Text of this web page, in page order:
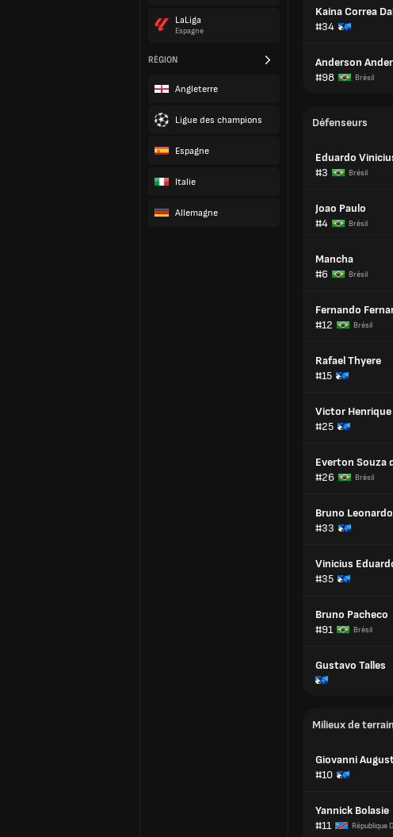
LaLiga
Espagne
RÉGION
Angleterre
Ligue des champions
Espagne
Italie
Allemagne
Kaina Correa
#34
Anderson
#98
Brésil
Défenseurs
Eduardo
#3
Brésil
Joao Paulo
#4
Brésil
Mancha
#6
Brésil
Fernando
#12
Brésil
Rafael Thyere
#15
Victor Henrique
#25
Everton Souza
#26
Brésil
Bruno Leonardo
#33
Vinicius
#35
Bruno Pacheco
#91
Brésil
Gustavo Talles
Milieux de terrain
Giovanni
#10
Yannick Bolasie
#11
République